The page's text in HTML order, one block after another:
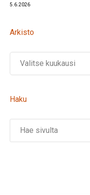
5.6.2026
Arkisto
Haku